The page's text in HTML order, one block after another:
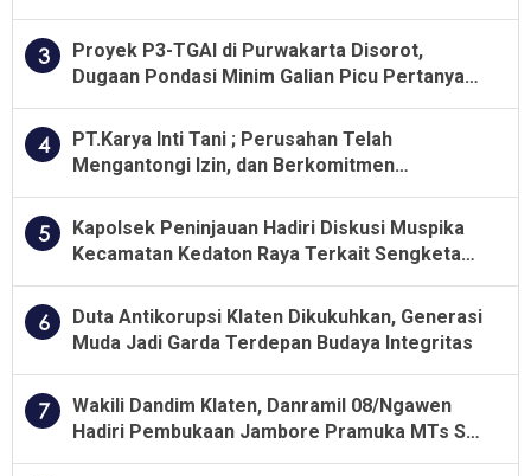
3
Proyek P3-TGAI di Purwakarta Disorot,
Dugaan Pondasi Minim Galian Picu Pertanyaan
4
PT.Karya Inti Tani ; Perusahan Telah
Mengantongi Izin, dan Berkomitmen
5
Kapolsek Peninjauan Hadiri Diskusi Muspika
Kecamatan Kedaton Raya Terkait Sengketa
6
Duta Antikorupsi Klaten Dikukuhkan, Generasi
Muda Jadi Garda Terdepan Budaya Integritas
7
Wakili Dandim Klaten, Danramil 08/Ngawen
Hadiri Pembukaan Jambore Pramuka MTs Se-